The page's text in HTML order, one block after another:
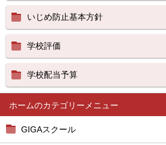
ホーム
GIGAスクール
いじめ防止基本方針
学校評価
学校配当予算